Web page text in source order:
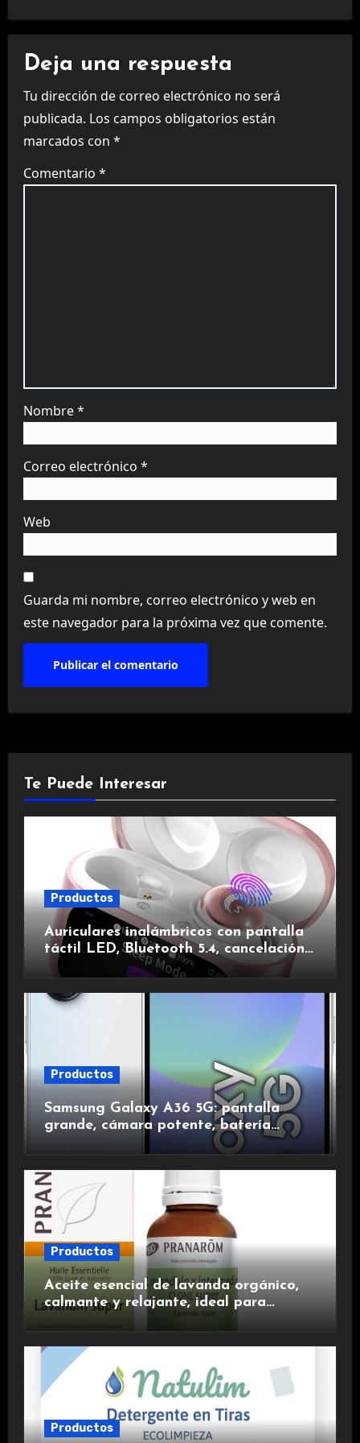
Deja una respuesta
Tu dirección de correo electrónico no será
publicada. Los campos obligatorios están
marcados con *
Comentario *
Nombre*
Correo electrónico *
Web
Guarda mi nombre, correo electrónico y web en
este navegador para la próxima vez que comente.
Te Puede Interesar
Productos
Auriculares inalámbricos con pantalla
táctil LED, Bluetooth 5.4, cancelación
de ruido, impermeables y de larga
Productos
Samsung Galaxy A36 5G: pantalla
grande, cámara potente, batería
duradera y carga rápida para una
Productos
Aceite esencial de lavanda orgánico,
calmante y relajante, ideal para
Productos